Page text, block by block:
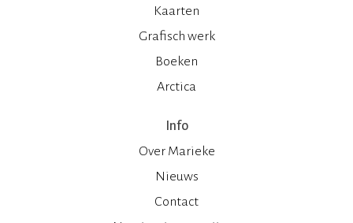
Kaarten
Grafisch werk
Boeken
Arctica
Info
Over Marieke
Nieuws
Contact